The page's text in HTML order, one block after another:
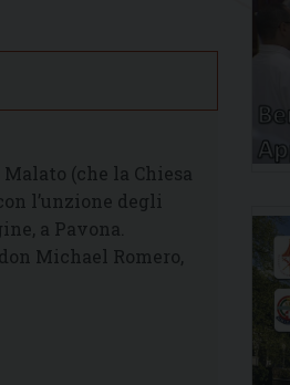
(che la Chiesa
l’unzione degli
a Pavona.
Michael Romero,